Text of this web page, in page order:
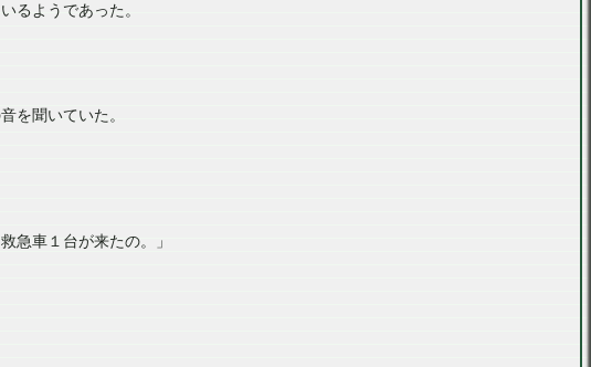
るようであった。
を聞いていた。
急車１台が来たの。」